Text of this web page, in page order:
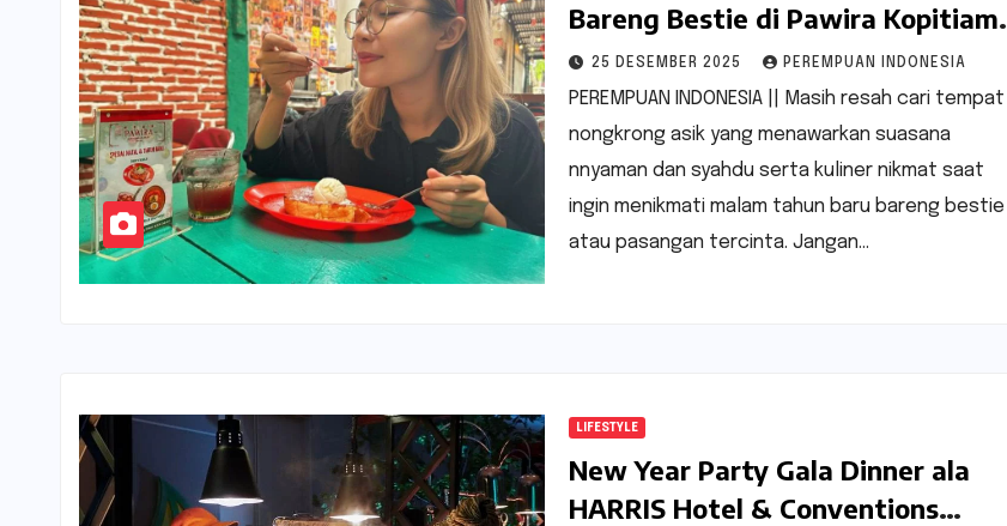
Bareng Bestie di Pawira Kopitiam
Magelang
25 DESEMBER 2025 PEREMPUAN INDONESIA
PEREMPUAN INDONESIA || Masih resah cari tempat
nongkrong asik yang menawarkan suasana
nnyaman dan syahdu serta kuliner nikmat saat
ingin menikmati malam tahun baru bareng bestie
atau pasangan tercinta. Jangan…
LIFESTYLE
New Year Party Gala Dinner ala
HARRIS Hotel & Conventions